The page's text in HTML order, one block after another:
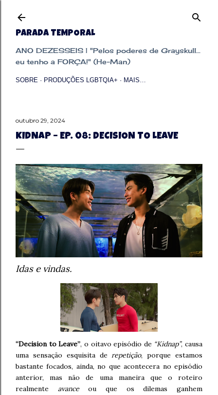
PARADA TEMPORAL
ANO DEZESSEIS | "Pelos poderes de Grayskull...
eu tenho a FORÇA!" (He-Man)
SOBRE PRODUÇÕES LGBTQIA+ MAIS…
outubro 29, 2024
KIDNAP – EP. 08: DECISION TO LEAVE
Idas e vindas.
“Decision to Leave”, o oitavo episódio de “Kidnap”, causa
uma sensação esquisita derepetição, porque estamos
bastante focados, ainda, no que acontecera no episódio
anterior, mas não de uma maneira que o roteiro
realmente avanceou que os dilemas ganhem